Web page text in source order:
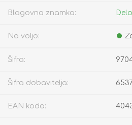
Blagovna znamka:
Na voljo:
Šifra:
Šifra dobavitelja:
EAN koda: